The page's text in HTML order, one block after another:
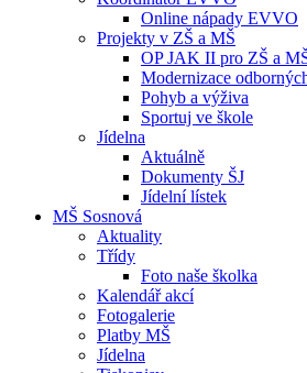
Online nápady EVVO
Projekty v ZŠ a MŠ
OP JAK II pro ZŠ a
Modernizace
Pohyb a výživa
Sportuj ve škole
Jídelna
Aktuálně
Dokumenty ŠJ
Jídelní lístek
MŠ Sosnová
Aktuality
Třídy
Foto naše školka
Kalendář akcí
Fotogalerie
Platby MŠ
Jídelna